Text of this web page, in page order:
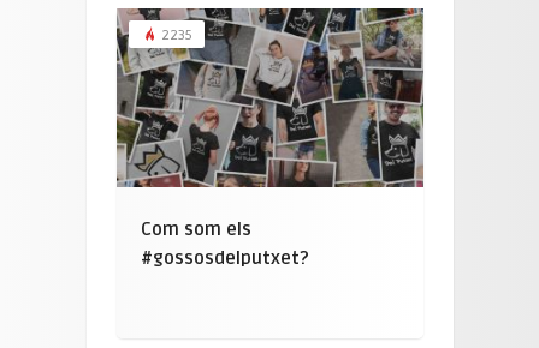
2235
Com som els
#gossosdelputxet?